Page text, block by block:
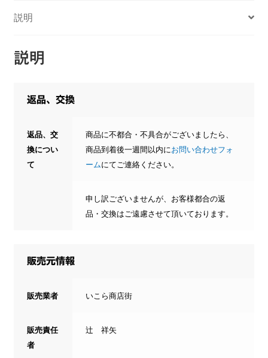
説明
説明
返品、交換
返品、交
換につい
て
商品に不都合・不具合がございましたら、
商品到着後一週間以内にお問い合わせフォ
ームにてご連絡ください。
申し訳ございませんが、お客様都合の返
品・交換はご遠慮させて頂いております。
販売元情報
販売業者 いこら商店街
販売責任
者
辻 祥矢